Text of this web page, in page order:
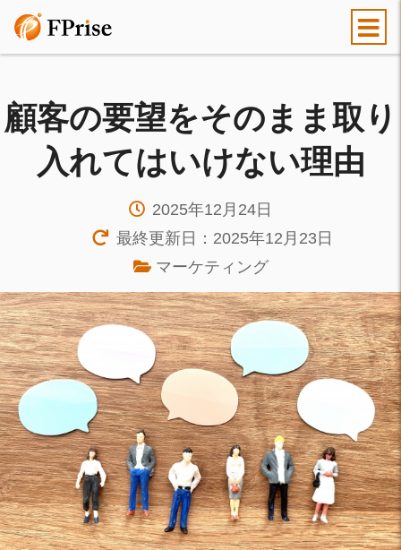
顧客の要望をそのまま取り
入れてはいけない理由
2025年12月24日
最終更新日：2025年12月23日
マーケティング